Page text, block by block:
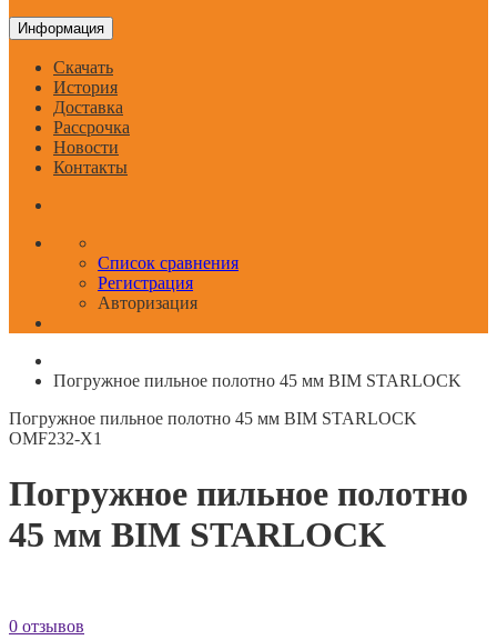
Информация
Скачать
История
Доставка
Рассрочка
Новости
Контакты
Список сравнения
Регистрация
Авторизация
Погружное пильное полотно 45 мм BIM STARLOCK
Погружное пильное полотно 45 мм BIM STARLOCK
OMF232-X1
Погружное пильное полотно
45 мм BIM STARLOCK
0 отзывов